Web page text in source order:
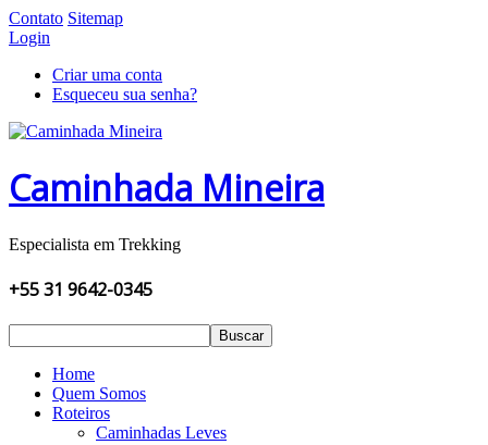
Contato Sitemap
Login
Criar uma conta
Esqueceu sua senha?
Caminhada Mineira
Especialista em Trekking
+55 31 9642-0345
Buscar
Home
Quem Somos
Roteiros
Caminhadas Leves